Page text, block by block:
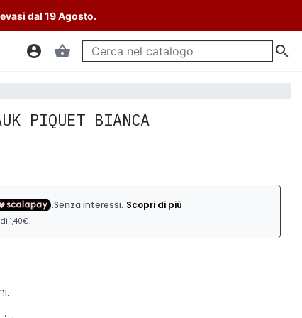
dal 19 Agosto.
account_circle shopping_basket 
PIQUET BIANCA